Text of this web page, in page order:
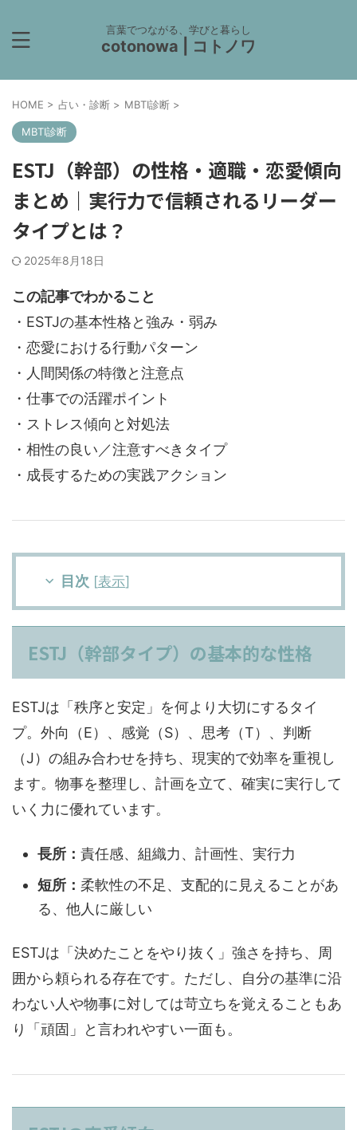
言葉でつながる、学びと暮らし
cotonowa | コトノワ
HOME > 占い・診断 > MBTI診断 >
MBTI診断
ESTJ（幹部）の性格・適職・恋愛傾向
まとめ｜実行力で信頼されるリーダー
タイプとは？
2025年8月18日
この記事でわかること
・ESTJの基本性格と強み・弱み
・恋愛における行動パターン
・人間関係の特徴と注意点
・仕事での活躍ポイント
・ストレス傾向と対処法
・相性の良い／注意すべきタイプ
・成長するための実践アクション
目次 [表示]
ESTJ（幹部タイプ）の基本的な性格
ESTJは「秩序と安定」を何より大切にするタイ
プ。外向（E）、感覚（S）、思考（T）、判断
（J）の組み合わせを持ち、現実的で効率を重視し
ます。物事を整理し、計画を立て、確実に実行して
いく力に優れています。
長所： 責任感、組織力、計画性、実行力
短所： 柔軟性の不足、支配的に見えることがあ
る、他人に厳しい
ESTJは「決めたことをやり抜く」強さを持ち、周
囲から頼られる存在です。ただし、自分の基準に沿
わない人や物事に対しては苛立ちを覚えることもあ
り「頑固」と言われやすい一面も。